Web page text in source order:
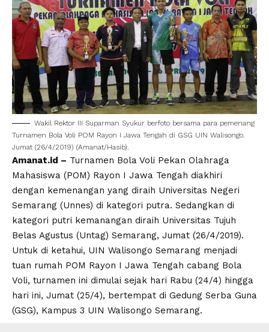
Wakil Rektor III Suparman Syukur berfoto bersama para pemenang
Turnamen Bola Voli POM Rayon I Jawa Tengah di GSG UIN Walisongo.
Jumat (26/4/2019) (Amanat/Hasib).
Amanat.id – Turnamen Bola Voli Pekan Olahraga
Mahasiswa (POM) Rayon I Jawa Tengah diakhiri
dengan kemenangan yang diraih Universitas Negeri
Semarang (Unnes) di kategori putra. Sedangkan di
kategori putri kemanangan diraih Universitas Tujuh
Belas Agustus (Untag) Semarang, Jumat (26/4/2019).
Untuk di ketahui, UIN Walisongo Semarang menjadi
tuan rumah POM Rayon I Jawa Tengah cabang Bola
Voli, turnamen ini dimulai sejak hari Rabu (24/4) hingga
hari ini, Jumat (25/4), bertempat di Gedung Serba Guna
(GSG), Kampus 3 UIN Walisongo Semarang.